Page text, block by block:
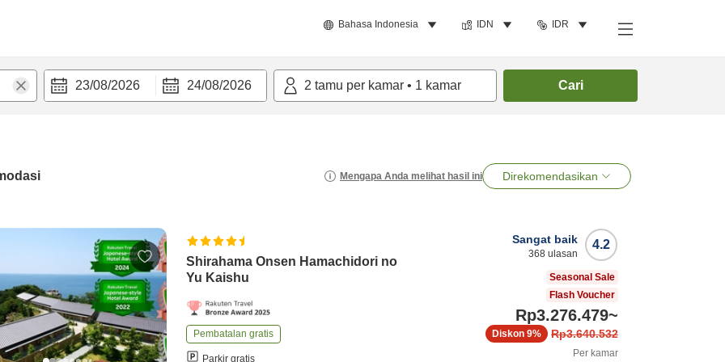
Bahasa Indonesia IDN IDR
23/08/2026 24/08/2026 2 tamu per kamar • 1 kamar Cari
Mengapa Anda melihat hasil ini Direkomendasikan
Shirahama Onsen Hamachidori no
Yu Kaishu
Pembatalan gratis
Parkir gratis
4.2
Sangat baik
368 ulasan
Seasonal Sale
Flash Voucher
Rp3.276.479~
Rp3.640.532
Diskon 9%
Per kamar